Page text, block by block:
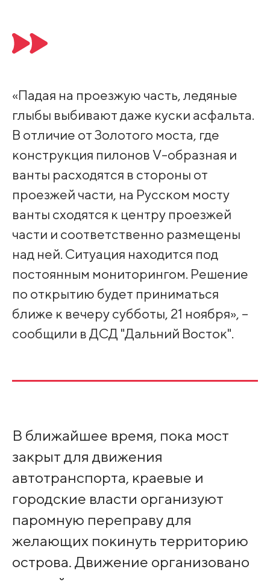
«Падая на проезжую часть, ледяные
глыбы выбивают даже куски асфальта.
В отличие от Золотого моста, где
конструкция пилонов V-образная и
ванты расходятся в стороны от
проезжей части, на Русском мосту
ванты сходятся к центру проезжей
части и соответственно размещены
над ней. Ситуация находится под
постоянным мониторингом. Решение
по открытию будет приниматься
ближе к вечеру субботы, 21 ноября», –
сообщили в ДСД "Дальний Восток".
В ближайшее время, пока мост
закрыт для движения
автотранспорта, краевые и
городские власти организуют
паромную переправу для
желающих покинуть территорию
острова. Движение организовано